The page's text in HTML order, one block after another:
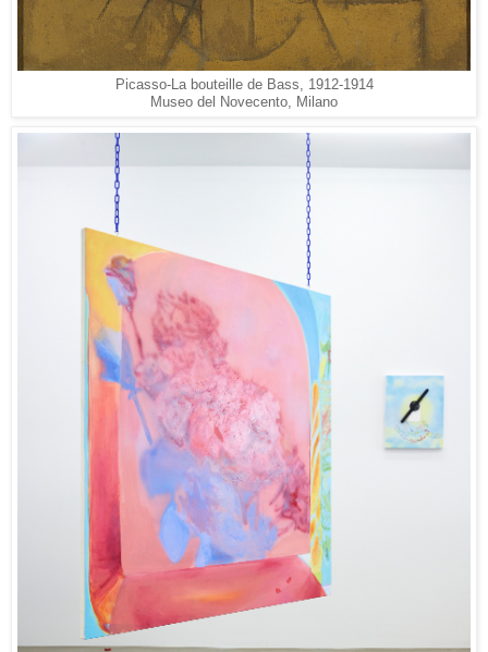
Picasso-La bouteille de Bass, 1912-1914
Museo del Novecento, Milano